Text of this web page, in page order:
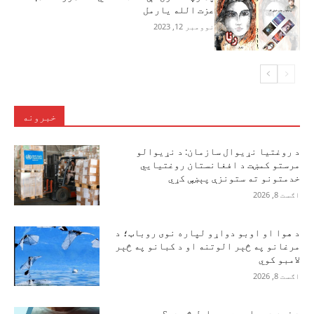
عزت الله یارمل
نوومبر 12, 2023
خبرونه
د روغتیا نړیوال سازمان: د نړیوالو
مرستو کمښت د افغانستان روغتیايي
خدمتونو ته ستونزې پېښې کړي
اګست 8, 2026
د هوا او اوبو دواړو لپاره نوی روباټ؛ د
مرغانو په څېر الوتنه او د کبانو په څېر
لامبو کوي
اګست 8, 2026